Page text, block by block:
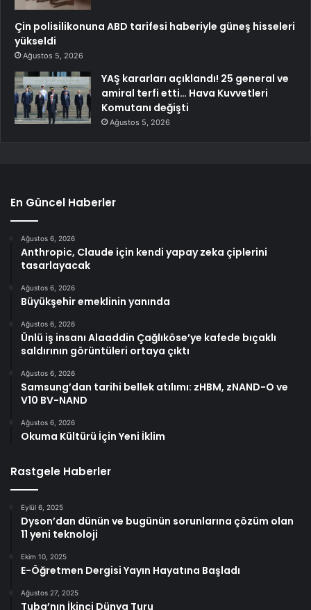
Çin polisilikonuna ABD tarifesi haberiyle güneş hisseleri
yükseldi
Ağustos 5, 2026
YAŞ kararları açıklandı! 25 general ve
amiral terfi etti… Hava Kuvvetleri
Komutanı değişti
Ağustos 5, 2026
En Güncel Haberler
Ağustos 6, 2026
Anthropic, Claude için kendi yapay zeka çiplerini
tasarlayacak
Ağustos 6, 2026
Büyükşehir emeklinin yanında
Ağustos 6, 2026
Ünlü iş insanı Alaaddin Çağlıköse’ye kafede bıçaklı
saldırının görüntüleri ortaya çıktı
Ağustos 6, 2026
Samsung’dan tarihi bellek atılımı: zHBM, zNAND-O ve
V10 BV-NAND
Ağustos 6, 2026
Okuma Kültürü İçin Yeni İklim
Rastgele Haberler
Eylül 6, 2025
Dyson’dan dünün ve bugünün sorunlarına çözüm olan
11 yeni teknoloji
Ekim 10, 2025
E-Öğretmen Dergisi Yayın Hayatına Başladı
Ağustos 27, 2025
Tuba’nın İkinci Dünya Turu